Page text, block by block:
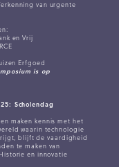
van urgente
en Vrij
Erfgoed
is op
Scholendag
maken kennis met het
waarin technologie
blijft de vaardigheid
te maken van
en innovatie